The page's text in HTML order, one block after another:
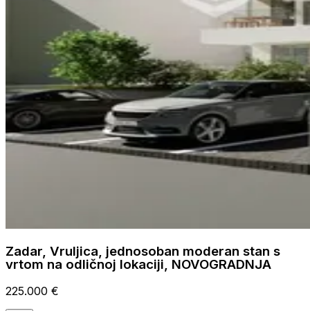
Zadar, Vruljica, jednosoban moderan stan s
vrtom na odličnoj lokaciji, NOVOGRADNJA
225.000 €